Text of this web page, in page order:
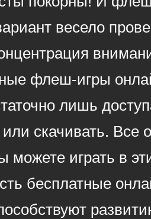
весело
флеш-игры
лишь
или скачивать.
можете играть в
бесплатные